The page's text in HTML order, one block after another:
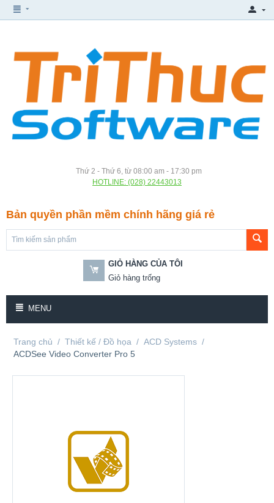
Thứ 2 - Thứ 6, từ 08:00 am - 17:30 pm
HOTLINE: (028) 22443013
Bản quyền phần mềm chính hãng giá rẻ
GIỎ HÀNG CỦA TÔI
Giỏ hàng trống
MENU
Trang chủ / Thiết kế / Đồ họa / ACD Systems /
ACDSee Video Converter Pro 5